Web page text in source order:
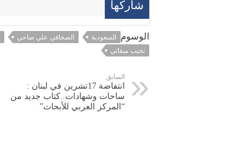
شاركها
الوسوم السعودية الصحافي علي ضاحي
نجيب ميقاتي
السابق
انتفاضة 17تشرين في لبنان :
ساحات وشهادات..كتاب جديد من
“المركز العربي للأبحاث”